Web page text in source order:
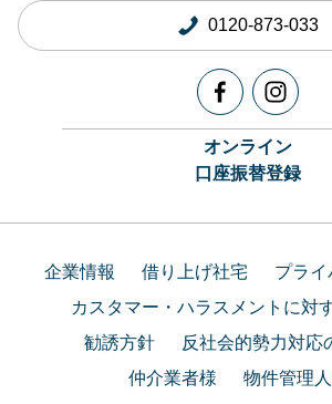
0120-873-033
オンライン
口座振替登録
企業情報 借り上げ社宅
プライ
カスタマー・ハラスメントに対
勧誘方針
反社会的勢力対応
仲介業者様
物件管理